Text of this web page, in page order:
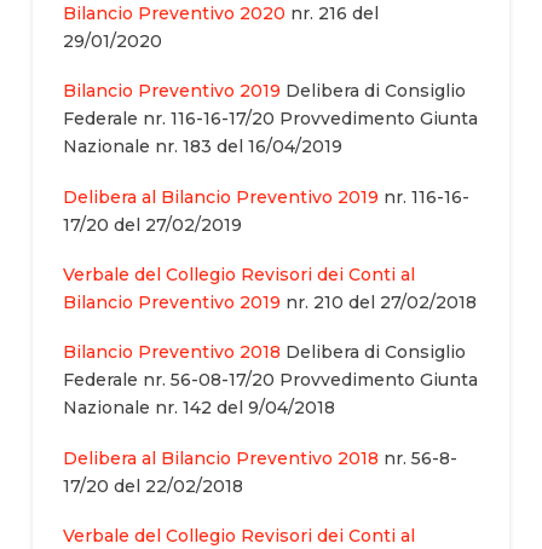
Bilancio Preventivo 2020 nr. 216 del
29/01/2020
Bilancio Preventivo 2019 Delibera di Consiglio
Federale nr. 116-16-17/20 Provvedimento Giunta
Nazionale nr. 183 del 16/04/2019
Delibera al Bilancio Preventivo 2019 nr. 116-16-
17/20 del 27/02/2019
Verbale del Collegio Revisori dei Conti al
Bilancio Preventivo 2019 nr. 210 del 27/02/2018
Bilancio Preventivo 2018 Delibera di Consiglio
Federale nr. 56-08-17/20 Provvedimento Giunta
Nazionale nr. 142 del 9/04/2018
Delibera al Bilancio Preventivo 2018 nr. 56-8-
17/20 del 22/02/2018
Verbale del Collegio Revisori dei Conti al